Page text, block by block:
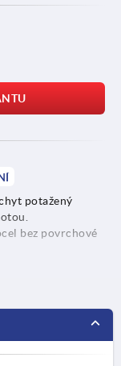
potažený
bez povrchové